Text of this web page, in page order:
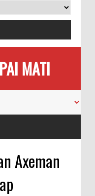
MATI
Axeman